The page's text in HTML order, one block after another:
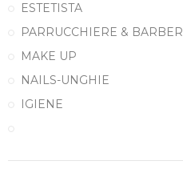
ESTETISTA
PARRUCCHIERE & BARBER
MAKE UP
NAILS-UNGHIE
IGIENE